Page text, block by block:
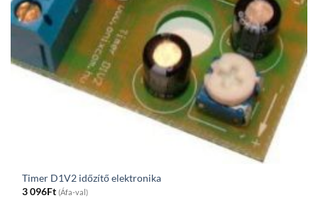
Timer D1V2 időzítő elektronika
3 096Ft (Áfa-val)